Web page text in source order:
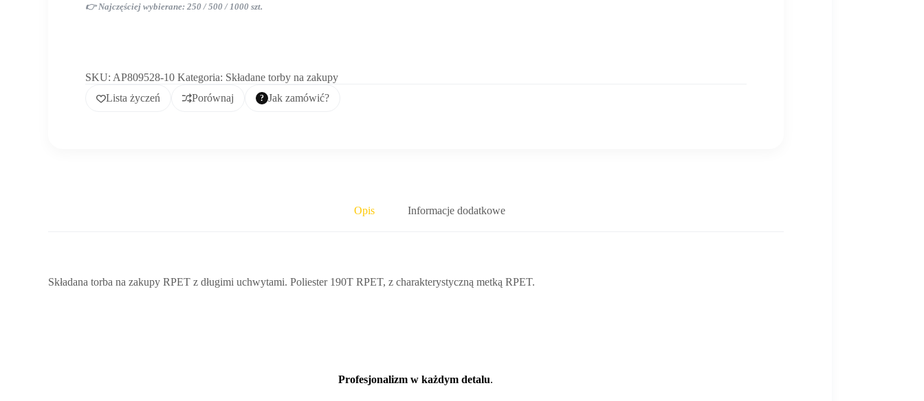
👉 Najczęściej wybierane: 250 / 500 / 1000 szt.
SKU: AP809528-10 Kategoria: Składane torby na zakupy
Lista życzeń
Porównaj Jak zamówić?
Opis Informacje dodatkowe
Składana torba na zakupy RPET z długimi uchwytami. Poliester 190T RPET, z charakterystyczną metką RPET.
Profesjonalizm w każdym detalu.